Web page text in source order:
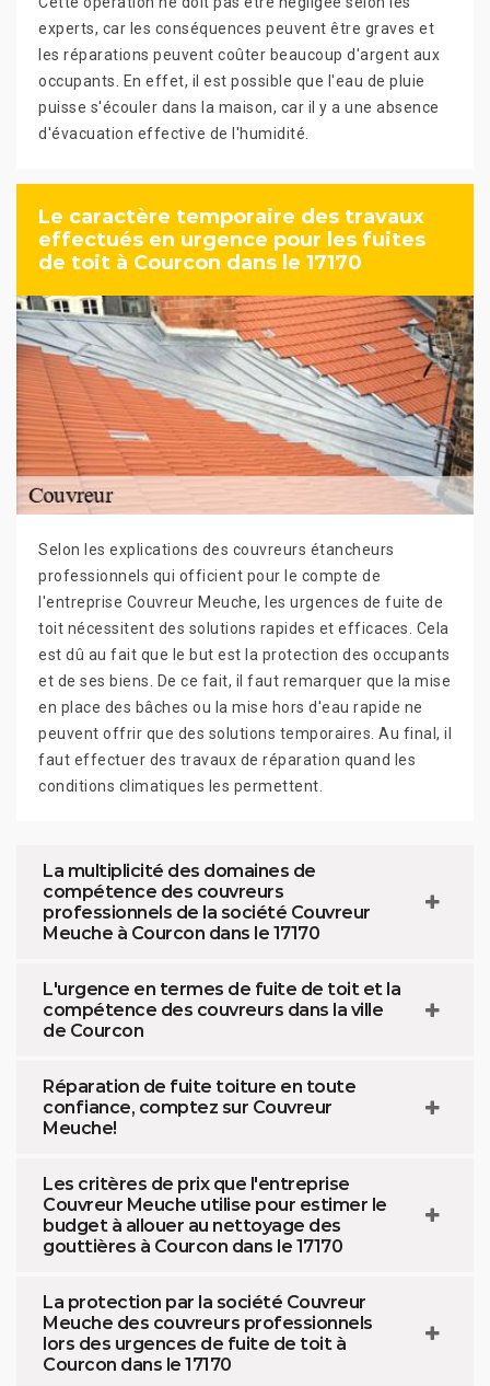
experts, car les conséquences peuvent être graves et
les réparations peuvent coûter beaucoup d'argent aux
occupants. En effet, il est possible que l'eau de pluie
puisse s'écouler dans la maison, car il y a une absence
d'évacuation effective de l'humidité.
Le caractère temporaire des travaux
effectués en urgence pour les fuites
de toit à Courcon dans le 17170
Selon les explications des couvreurs étancheurs
professionnels qui officient pour le compte de
l'entreprise Couvreur Meuche, les urgences de fuite de
toit nécessitent des solutions rapides et efficaces. Cela
est dû au fait que le but est la protection des occupants
et de ses biens. De ce fait, il faut remarquer que la mise
en place des bâches ou la mise hors d'eau rapide ne
peuvent offrir que des solutions temporaires. Au final, il
faut effectuer des travaux de réparation quand les
conditions climatiques les permettent.
La multiplicité des domaines de
compétence des couvreurs
professionnels de la société Couvreur
Meuche à Courcon dans le 17170
L'urgence en termes de fuite de toit et la
compétence des couvreurs dans la ville
de Courcon
Réparation de fuite toiture en toute
confiance, comptez sur Couvreur
Meuche!
Les critères de prix que l'entreprise
Couvreur Meuche utilise pour estimer le
budget à allouer au nettoyage des
gouttières à Courcon dans le 17170
La protection par la société Couvreur
Meuche des couvreurs professionnels
lors des urgences de fuite de toit à
Courcon dans le 17170